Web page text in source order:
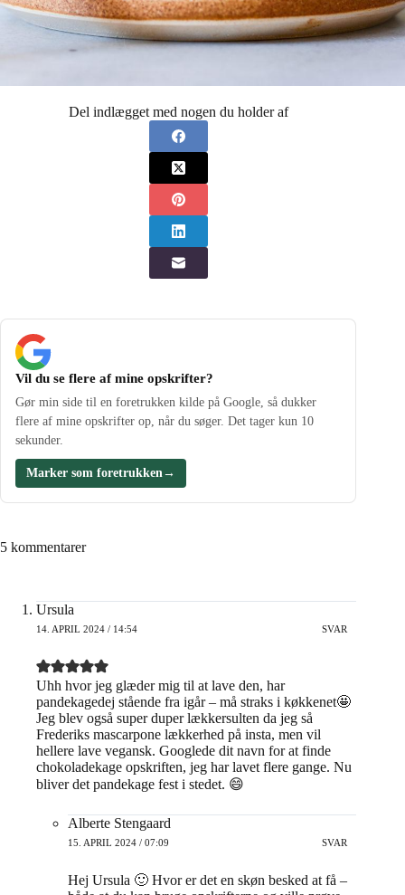
Del indlægget med nogen du holder af
Vil du se flere af mine opskrifter?
Gør min side til en foretrukken kilde på Google, så dukker
flere af mine opskrifter op, når du søger. Det tager kun 10
sekunder.
Marker som foretrukken →
5 kommentarer
Ursula
14. APRIL 2024 / 14:54 SVAR
Uhh hvor jeg glæder mig til at lave den, har
pandekagedej stående fra igår – må straks i køkkenet🤩
Jeg blev også super duper lækkersulten da jeg så
Frederiks mascarpone lækkerhed på insta, men vil
hellere lave vegansk. Googlede dit navn for at finde
chokoladekage opskriften, jeg har lavet flere gange. Nu
bliver det pandekage fest i stedet. 😄
Alberte Stengaard
15. APRIL 2024 / 07:09 SVAR
Hej Ursula 🙂 Hvor er det en skøn besked at få –